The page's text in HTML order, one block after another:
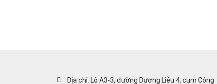
Địa chỉ: Lô A3-3, đường Dương Liễu 4, cụm Công